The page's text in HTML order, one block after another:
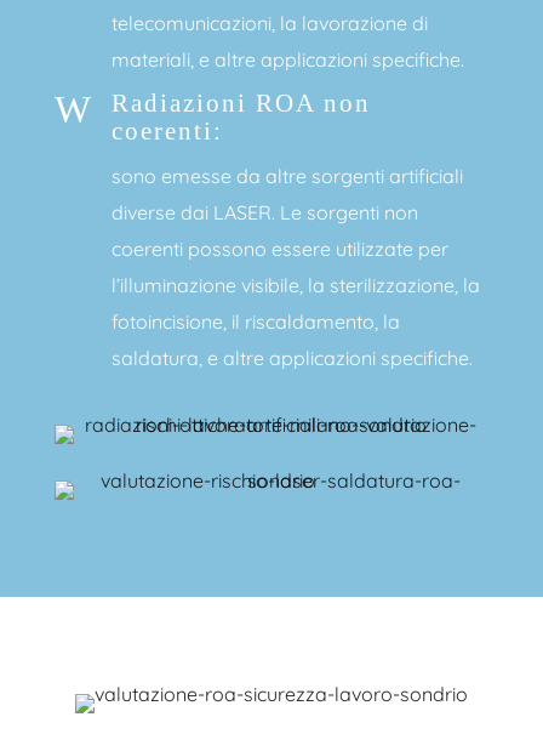
telecomunicazioni, la lavorazione di
materiali, e altre applicazioni specifiche.
W
Radiazioni ROA non
coerenti:
sono emesse da altre sorgenti artificiali
diverse dai LASER. Le sorgenti non
coerenti possono essere utilizzate per
l’illuminazione visibile, la sterilizzazione, la
fotoincisione, il riscaldamento, la
saldatura, e altre applicazioni specifiche.